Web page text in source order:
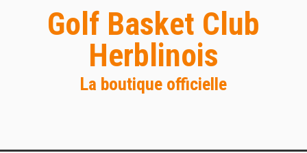
Golf Basket Club
Herblinois
La boutique officielle